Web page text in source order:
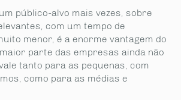
público-alvo mais vezes, sobre
com um tempo de
menor, é a enorme vantagem do
parte das empresas ainda não
tanto para as pequenas, com
como para as médias e